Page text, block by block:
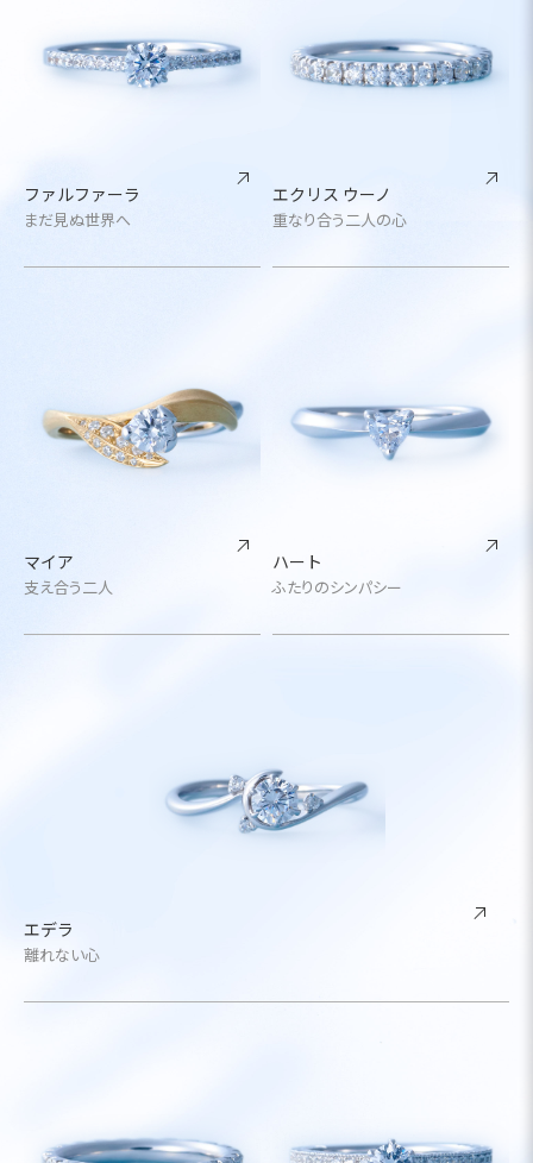
ファルファーラ
まだ見ぬ世界へ
エクリス ウーノ
重なり合う二人の心
マイア
支え合う二人
ハート
ふたりのシンパシー
エデラ
離れない心